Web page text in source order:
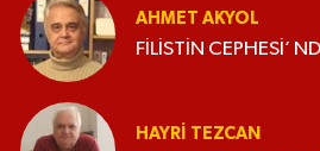
AHMET AKYOL
FİLİSTİN CEPHESİ’
HAYRI TEZCAN